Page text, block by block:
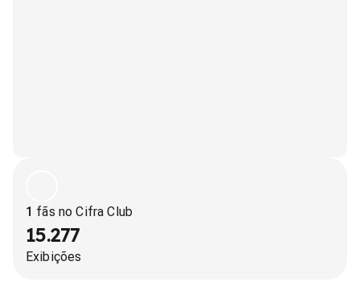
1 fãs no Cifra Club
15.277
Exibições